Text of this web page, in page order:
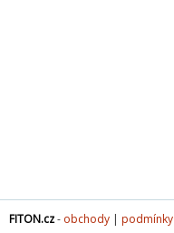
FITON.cz- obchody | podmínky